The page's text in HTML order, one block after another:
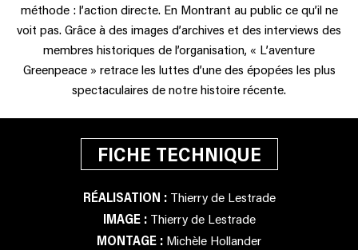
méthode : l’action directe. En Montrant au public ce qu’il ne
voit pas. Grâce à des images d’archives et des interviews des
membres historiques de l’organisation, « L’aventure
Greenpeace » retrace les luttes d’une des épopées les plus
spectaculaires de notre histoire récente.
FICHE TECHNIQUE
RÉALISATION : Thierry de Lestrade
IMAGE : Thierry de Lestrade
MONTAGE : Michèle Hollander